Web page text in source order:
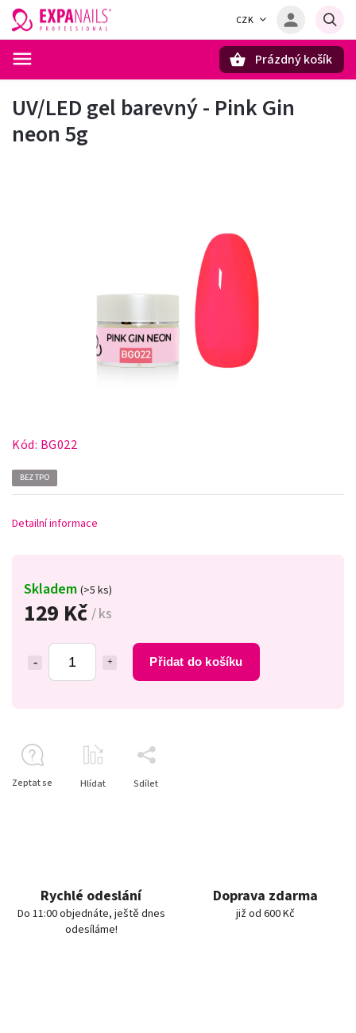
CZK
Prázdný košík
UV/LED gel barevný - Pink Gin
neon 5g
Kód: BG022
BEZ TPO
129 Kč / ks
Přidat do košíku
Skladem (>5 ks)
Detailní informace
Zeptat se Hlídat Sdílet
Rychlé odeslání
Do 11:00 objednáte, ještě dnes
odesíláme!
Doprava zdarma
již od 600 Kč